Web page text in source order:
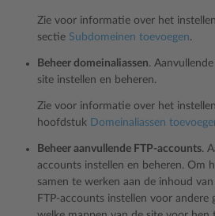
Zie voor informatie over het
sectie Subdomeinen toevoegen.
Beheer domeinaliassen.
site instellen en beheren.
Zie voor informatie over het
hoofdstuk Domeinaliassen
Beheer aanvullende FTP-accounts.
accounts instellen en beheren. Om
samen te werken aan de inhoud
FTP-accounts instellen voor andere